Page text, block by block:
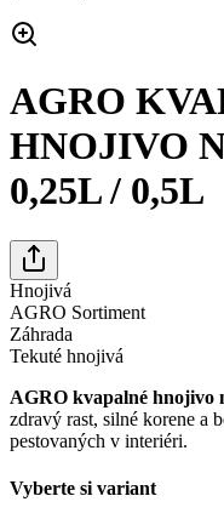
AGRO
HNOJIVO
0,25L / 0,5L
Hnojivá
AGRO Sortiment
Záhrada
Tekuté hnojivá
AGRO kvapalné hnojivo
zdravý rast, silné korene a
pestovaných v interiéri.
Vyberte si variant